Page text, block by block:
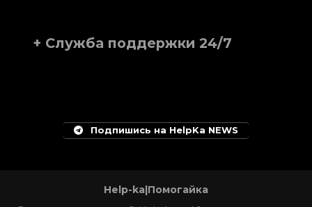
+ Служба поддержки 24/7
Подпишись на HelpKa NEWS
Help-ka|Помогайка